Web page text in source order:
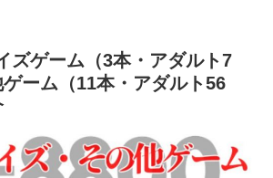
ズゲーム（3本・アダルト7
ーム（11本・アダルト56